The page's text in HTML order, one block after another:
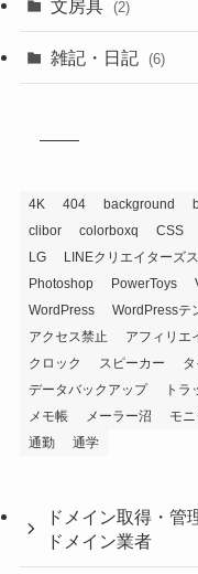
文房具 (2)
雑記・日記 (6)
4K 404 background
clibor
colorboxq CSS
LG
LINEクリエイターズ
Photoshop
PowerToys
WordPress
WordPressテ
アクセス禁止
アフィリエ
クロック
スピーカー
データバックアップ
トラ
メモ帳
メーラー沼 モ
通勤
通学
ドメイン取得・管
ドメイン業者